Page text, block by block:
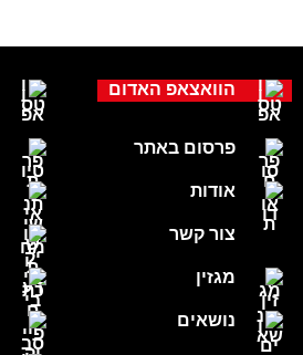
הוואצאפ האדום
פרסום באתר
אודות
צור קשר
מגזין
נושאים